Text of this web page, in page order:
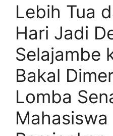
Lebih Tua
Hari Jadi
Selajambe
Bakal
Lomba